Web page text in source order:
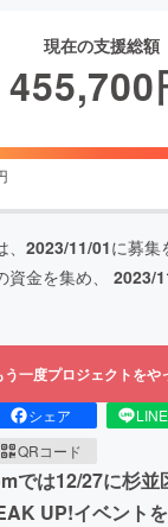
現在の支援総額
455,700
2023/11/01に募集
資金を集め、 2023/
う一度プロジェクトをや
シェア
QRコード
では12/27に杉並
UP!イベント